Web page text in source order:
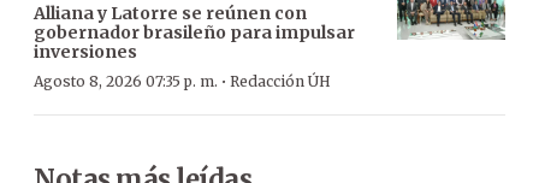
Alliana y Latorre se reúnen con
gobernador brasileño para impulsar
inversiones
Agosto 8, 2026 07:35 p. m. · Redacción ÚH